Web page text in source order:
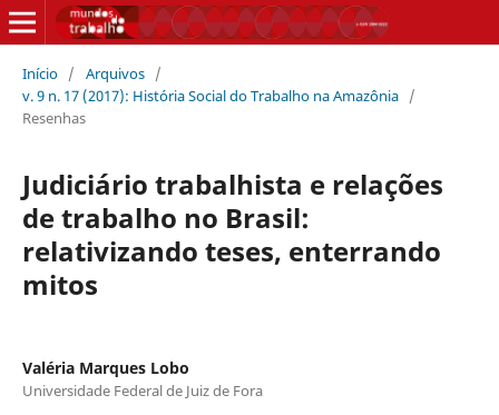
Início / Arquivos /
v. 9 n. 17 (2017): História Social do Trabalho na Amazônia /
Resenhas
Judiciário trabalhista e relações
de trabalho no Brasil:
relativizando teses, enterrando
mitos
Valéria Marques Lobo
Universidade Federal de Juiz de Fora